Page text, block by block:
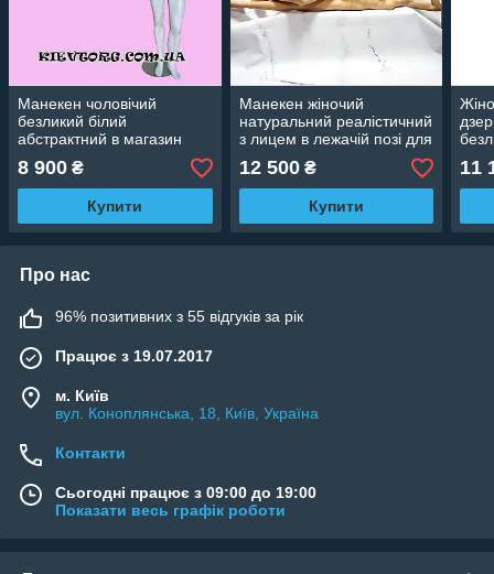
Манекен чоловічий
безликий білий
абстрактний в магазин
одягу демонстраційний
8 900 ₴
Купити
Манекен жіночий
натуральний реалістичний
з лицем в лежачій позі для
вітрини в магазин одягу
виставковий
12 500₴
Купити
11
Про нас
96% позитивних з 55 відгуків за рік
Працює з 19.07.2017
м. Київ
вул. Коноплянська, 18, Київ, Україна
Контакти
Сьогодні працює з 09:00 до 19:00
Показати весь графік роботи